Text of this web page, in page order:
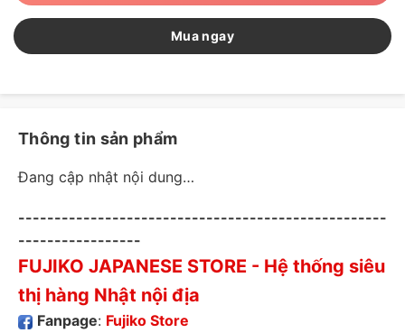
Mua ngay
Thông tin sản phẩm
Đang cập nhật nội dung…
---------------------------------------------------
-----------------
FUJIKO JAPANESE STORE - Hệ thống siêu
thị hàng Nhật nội địa
Fanpage: Fujiko Store